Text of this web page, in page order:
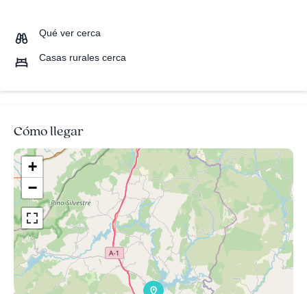
Qué ver cerca
Casas rurales cerca
Cómo llegar
+
−